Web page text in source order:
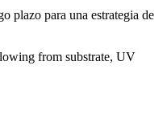
plazo para una estrategia de
from substrate, UV